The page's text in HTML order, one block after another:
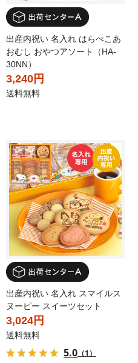
出産内祝い 名入れ はらぺこあ
おむし おやつアソート（HA-
30NN）
3,240円
送料無料
出産内祝い 名入れ スマイルス
ヌーピー スイーツセット
3,024円
送料無料
5.0 （1）